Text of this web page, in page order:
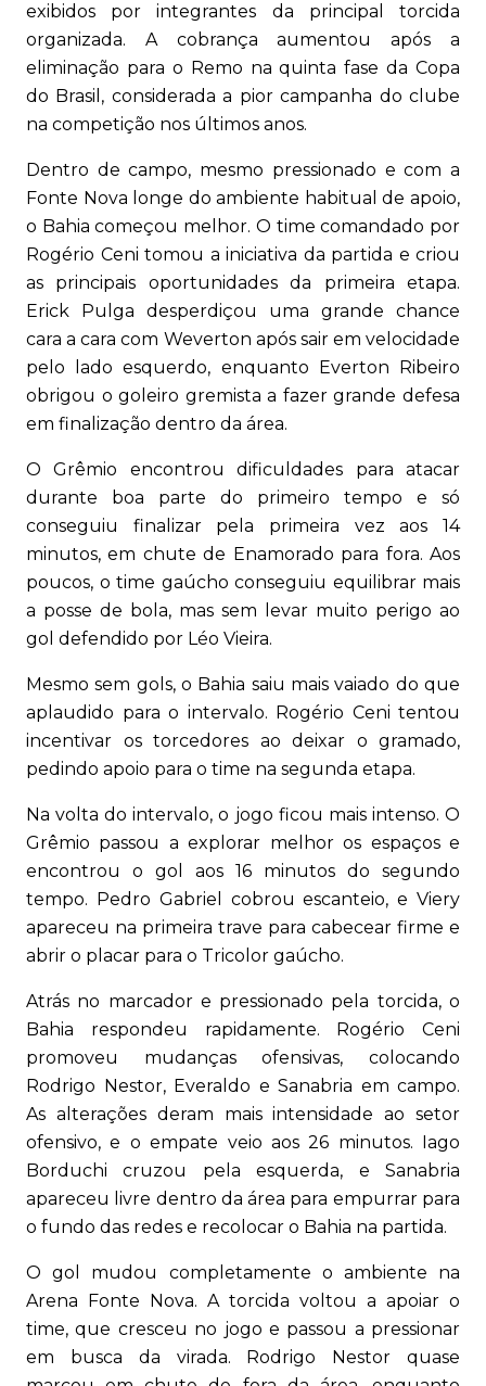
exibidos por integrantes da principal torcida
organizada. A cobrança aumentou após a
eliminação para o Remo na quinta fase da Copa
do Brasil, considerada a pior campanha do clube
na competição nos últimos anos.
Dentro de campo, mesmo pressionado e com a
Fonte Nova longe do ambiente habitual de apoio,
o Bahia começou melhor. O time comandado por
Rogério Ceni tomou a iniciativa da partida e criou
as principais oportunidades da primeira etapa.
Erick Pulga desperdiçou uma grande chance
cara a cara com Weverton após sair em velocidade
pelo lado esquerdo, enquanto Everton Ribeiro
obrigou o goleiro gremista a fazer grande defesa
em finalização dentro da área.
O Grêmio encontrou dificuldades para atacar
durante boa parte do primeiro tempo e só
conseguiu finalizar pela primeira vez aos 14
minutos, em chute de Enamorado para fora. Aos
poucos, o time gaúcho conseguiu equilibrar mais
a posse de bola, mas sem levar muito perigo ao
gol defendido por Léo Vieira.
Mesmo sem gols, o Bahia saiu mais vaiado do que
aplaudido para o intervalo. Rogério Ceni tentou
incentivar os torcedores ao deixar o gramado,
pedindo apoio para o time na segunda etapa.
Na volta do intervalo, o jogo ficou mais intenso. O
Grêmio passou a explorar melhor os espaços e
encontrou o gol aos 16 minutos do segundo
tempo. Pedro Gabriel cobrou escanteio, e Viery
apareceu na primeira trave para cabecear firme e
abrir o placar para o Tricolor gaúcho.
Atrás no marcador e pressionado pela torcida, o
Bahia respondeu rapidamente. Rogério Ceni
promoveu mudanças ofensivas, colocando
Rodrigo Nestor, Everaldo e Sanabria em campo.
As alterações deram mais intensidade ao setor
ofensivo, e o empate veio aos 26 minutos. Iago
Borduchi cruzou pela esquerda, e Sanabria
apareceu livre dentro da área para empurrar para
o fundo das redes e recolocar o Bahia na partida.
O gol mudou completamente o ambiente na
Arena Fonte Nova. A torcida voltou a apoiar o
time, que cresceu no jogo e passou a pressionar
em busca da virada. Rodrigo Nestor quase